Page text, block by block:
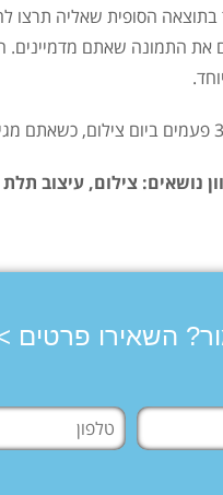
הסופית שאליה תרצו
את התמונה שאתם
נושאים: צילום, עיצוב
השאירו פרטים